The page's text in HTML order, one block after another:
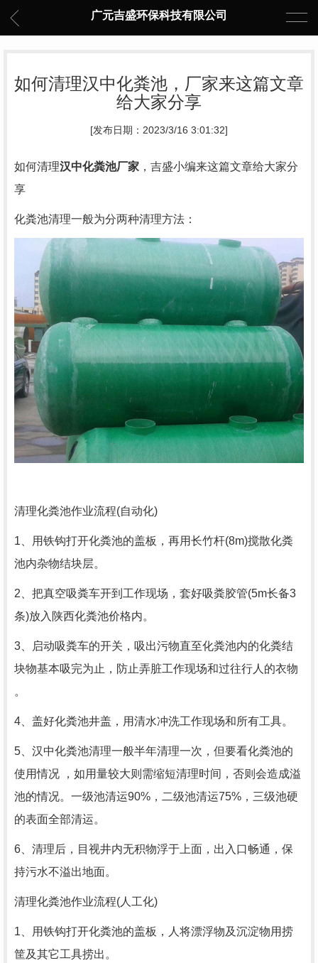
广元吉盛环保科技有限公司
如何清理汉中化粪池，厂家来这篇文章
给大家分享
[发布日期：2023/3/16 3:01:32]
如何清理汉中化粪池厂家 ，吉盛小编来这篇文章给大家分
享
化粪池清理一般为分两种清理方法：
清理化粪池作业流程(自动化)
1、用铁钩打开化粪池的盖板，再用长竹杆(8m)搅散化粪
池内杂物结块层。
2、把真空吸粪车开到工作现场，套好吸粪胶管(5m长备3
条)放入陕西化粪池价格内。
3、启动吸粪车的开关，吸出污物直至化粪池内的化粪结
块物基本吸完为止，防止弄脏工作现场和过往行人的衣物
。
4、盖好化粪池井盖，用清水冲洗工作现场和所有工具。
5、汉中化粪池清理一般半年清理一次，但要看化粪池的
使用情况 ，如用量较大则需缩短清理时间，否则会造成溢
池的情况。一级池清运90%，二级池清运75%，三级池硬
的表面全部清运。
6、清理后，目视井内无积物浮于上面，出入口畅通，保
持污水不溢出地面。
清理化粪池作业流程(人工化)
1、用铁钩打开化粪池的盖板，人将漂浮物及沉淀物用捞
筐及其它工具捞出。